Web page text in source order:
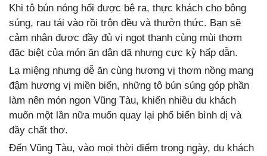
Khi tô bún nóng hổi được bê ra, thực khách cho bông
súng, rau tái vào rồi trộn đều và thưởn thức. Bạn sẽ
cảm nhận được đầy đủ vị ngọt thanh cùng mùi thơm
đặc biệt của món ăn dân dã nhưng cực kỳ hấp dẫn.
Lạ miệng nhưng dễ ăn cùng hương vị thơm nồng mang
đậm hương vị miền biển, những tô bún súng góp phần
làm nên món ngon Vũng Tàu, khiến nhiều du khách
muốn một lần nữa muốn quay lại phố biển bình dị và
đầy chất thơ.
Đến Vũng Tàu, vào mọi thời điểm trong ngày, du khách